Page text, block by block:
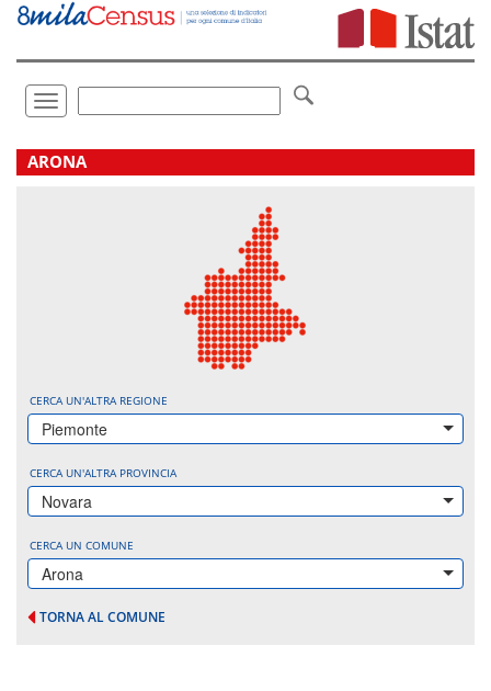
Vai
direttamente
Toggle
navigation
.
ARONA
CERCA UN'ALTRA REGIONE
Piemonte
CERCA UN'ALTRA PROVINCIA
Novara
CERCA UN COMUNE
Arona
TORNA AL COMUNE